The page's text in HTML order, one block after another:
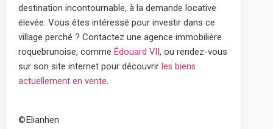
destination incontournable, à la demande locative
élevée. Vous êtes intéressé pour investir dans ce
village perché ? Contactez une agence immobilière
roquebrunoise, comme Édouard VII , ou rendez-vous
sur son site internet pour découvrir les biens
actuellement en vente.
©Elianhen